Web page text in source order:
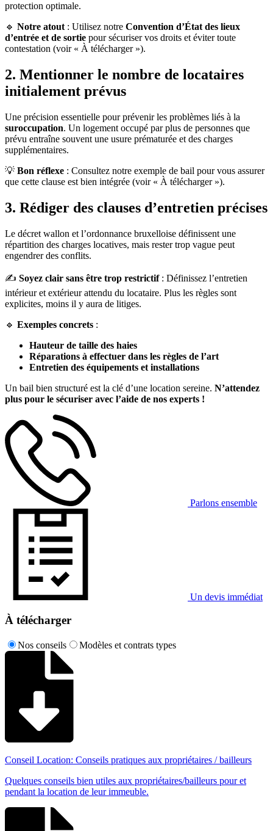
protection optimale.
🔹 Notre atout : Utilisez notre Convention d’État des lieux
d’entrée et de sortie pour sécuriser vos droits et éviter toute
contestation (voir « À télécharger »).
2. Mentionner le nombre de locataires
initialement prévus
Une précision essentielle pour prévenir les problèmes liés à la
suroccupation. Un logement occupé par plus de personnes que
prévu entraîne souvent une usure prématurée et des charges
supplémentaires.
💡 Bon réflexe : Consultez notre exemple de bail pour vous assurer
que cette clause est bien intégrée (voir « À télécharger »).
3. Rédiger des clauses d’entretien précises
Le décret wallon et l’ordonnance bruxelloise définissent une
répartition des charges locatives, mais rester trop vague peut
engendrer des conflits.
✍️ Soyez clair sans être trop restrictif: Définissez l’entretien
intérieur et extérieur attendu du locataire. Plus les règles sont
explicites, moins il y aura de litiges.
🔹 Exemples concrets :
Hauteur de taille des haies
Réparations à effectuer dans les règles de l’art
Entretien des équipements et installations
Un bail bien structuré est la clé d’une location sereine. N’attendez
plus pour le sécuriser avec l’aide de nos experts !
Parlons ensemble
Un devis immédiat
À télécharger
Nos conseils Modèles et contrats types
Conseil Location: Conseils pratiques aux propriétaires / bailleurs
Quelques conseils bien utiles aux propriétaires/bailleurs pour et
pendant la location de leur immeuble.